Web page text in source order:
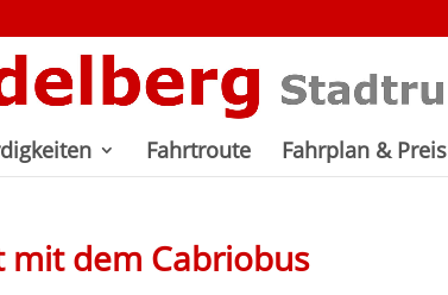
Fahrtroute Fahrplan & Preis
dem Cabriobus